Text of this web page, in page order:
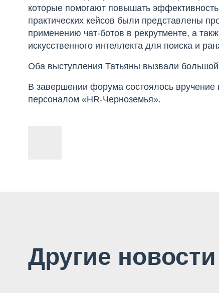
которые помогают повышать
практических кейсов были представлены
применению чат-ботов в рекрутменте, а
искусственного интеллекта для поиска и
Оба выступления Татьяны вызвали
В завершении форума состоялось
персоналом «HR-Черноземья».
Другие новости